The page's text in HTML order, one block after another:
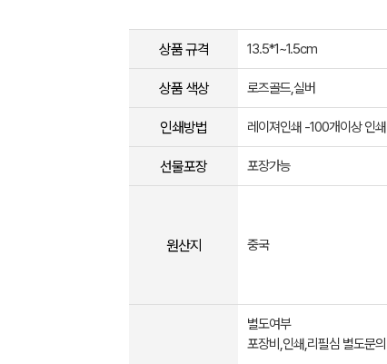
상품 규격 13.5*1~1.5cm
상품 색상 로즈골드,실버
인쇄방법 레이져인쇄 -100개이상 인쇄
선물포장 포장가능
원산지 중국
별도여부
포장비,인쇄,리필심 별도문의